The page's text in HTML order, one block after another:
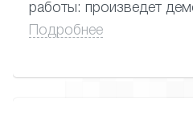
работы: произведет
сделает отверстия под
Подробнее